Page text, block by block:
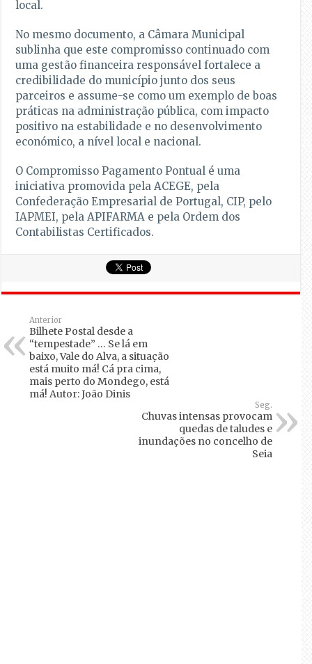
local.
No mesmo documento, a Câmara Municipal
sublinha que este compromisso continuado com
uma gestão financeira responsável fortalece a
credibilidade do município junto dos seus
parceiros e assume-se como um exemplo de boas
práticas na administração pública, com impacto
positivo na estabilidade e no desenvolvimento
económico, a nível local e nacional.
O Compromisso Pagamento Pontual é uma
iniciativa promovida pela ACEGE, pela
Confederação Empresarial de Portugal, CIP, pelo
IAPMEI, pela APIFARMA e pela Ordem dos
Contabilistas Certificados.
Anterior
Bilhete Postal desde a
“tempestade” … Se lá em
baixo, Vale do Alva, a situação
está muito má! Cá pra cima,
mais perto do Mondego, está
má! Autor: João Dinis
Seg.
Chuvas intensas provocam
quedas de taludes e
inundações no concelho de
Seia